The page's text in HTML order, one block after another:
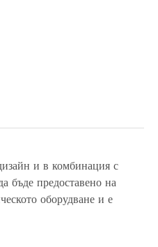
и в комбинация с
бъде предоставено на
оборудване и е